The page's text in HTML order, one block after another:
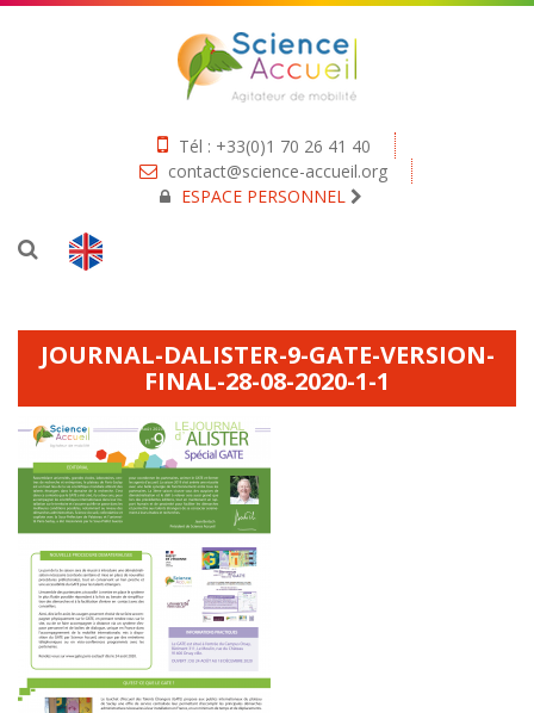
Tél : +33(0)1 70 26 41 40
contact@science-accueil.org
ESPACE PERSONNEL
JOURNAL-DALISTER-9-GATE-VERSION-
FINAL-28-08-2020-1-1